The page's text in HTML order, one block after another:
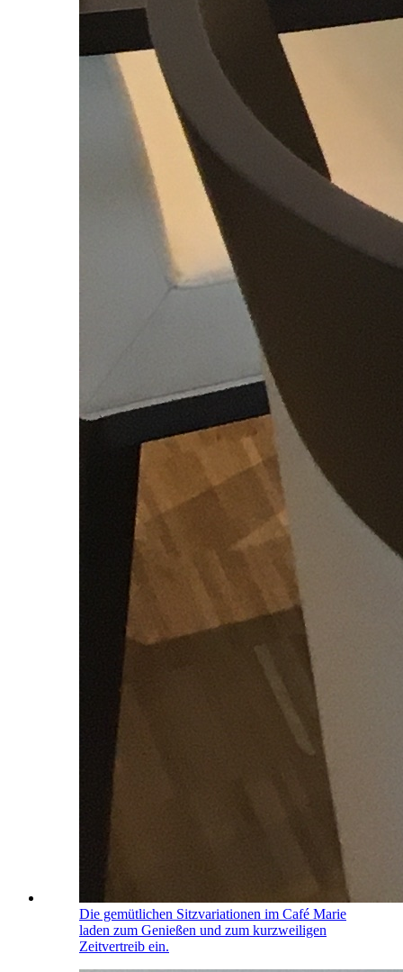
Die gemütlichen Sitzvariationen im Café Marie
laden zum Genießen und zum kurzweiligen
Zeitvertreib ein.